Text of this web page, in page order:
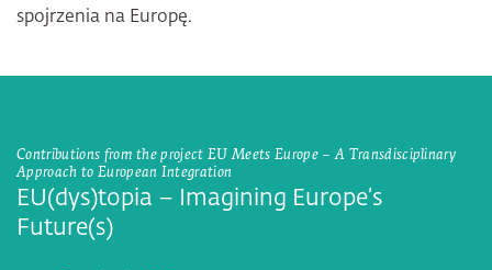
spojrzenia na Europę.
Contributions from the project EU Meets Europe – A Transdisciplinary
Approach to European Integration
EU(dys)topia – Imagining Europe’s
Future(s)